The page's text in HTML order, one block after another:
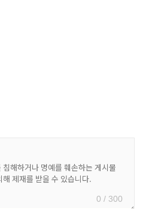
0 / 300